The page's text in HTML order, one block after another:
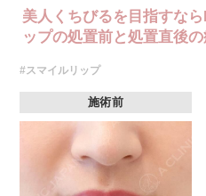
美人くちびるを目指すな
ップの処置前と処置直後
#スマイルリップ
施術前